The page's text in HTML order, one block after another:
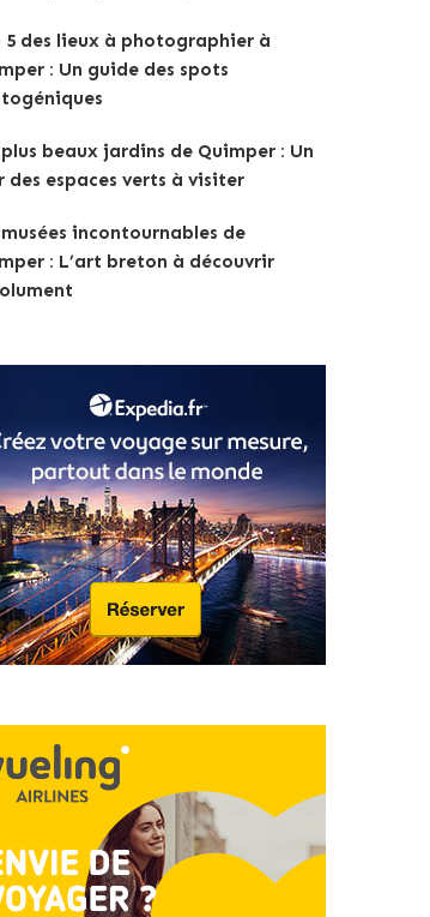
5 des lieux à photographier à
: Un guide des spots
plus beaux jardins de Quimper : Un
des espaces verts à visiter
musées incontournables de
: L’art breton à découvrir